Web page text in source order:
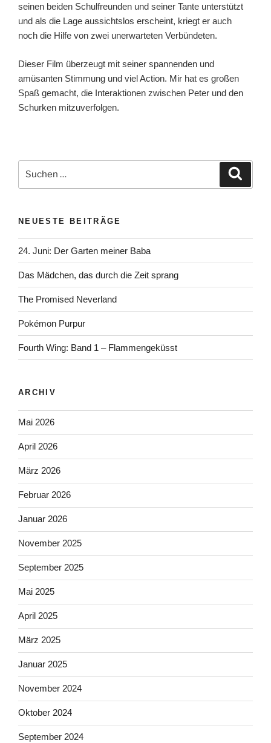
seinen beiden Schulfreunden und seiner Tante unterstützt
und als die Lage aussichtslos erscheint, kriegt er auch
noch die Hilfe von zwei unerwarteten Verbündeten.
Dieser Film überzeugt mit seiner spannenden und
amüsanten Stimmung und viel Action. Mir hat es großen
Spaß gemacht, die Interaktionen zwischen Peter und den
Schurken mitzuverfolgen.
nach:
NEUESTE BEITRÄGE
24. Juni: Der Garten meiner Baba
Das Mädchen, das durch die Zeit sprang
The Promised Neverland
Pokémon Purpur
Fourth Wing: Band 1 – Flammengeküsst
ARCHIV
Mai 2026
April 2026
März 2026
Februar 2026
Januar 2026
November 2025
September 2025
Mai 2025
April 2025
März 2025
Januar 2025
November 2024
Oktober 2024
September 2024